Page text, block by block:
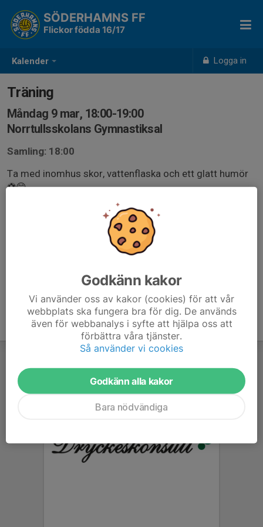
Kalender Logga in
SÖDERHAMNS FF
Flickor födda 16/17
Träning
Måndag 9 mar, 18:00-19:00
Norrtullsskolans Gymnastiksal
Samling: 18:00
Ta med inomhus skor, vattenflaska och ett glatt humör
⚽️😊
Godkänn kakor
Vi använder oss av kakor (cookies) för att vår
webbplats ska fungera bra för dig. De används
även för webbanalys i syfte att hjälpa oss att
förbättra våra tjänster.
Så använder vi cookies
Godkänn alla kakor
Bara nödvändiga